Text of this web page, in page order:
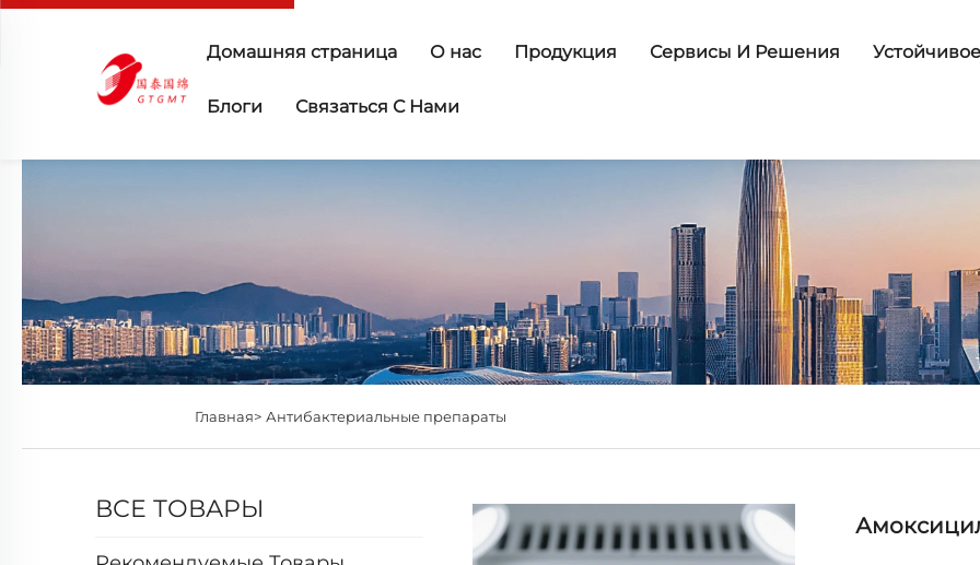
Домашняя страница О нас Продукция Сервисы И Решения
Блоги Связаться С Нами
Главная> Антибактериальные препараты
ВСЕ ТОВАРЫ